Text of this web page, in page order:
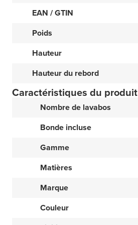
EAN / GTIN
Poids
Hauteur
Hauteur du rebord
Caractéristiques du produit
Nombre de lavabos
Bonde incluse
Gamme
Matières
Marque
Couleur